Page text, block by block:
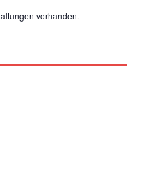
vorhanden.